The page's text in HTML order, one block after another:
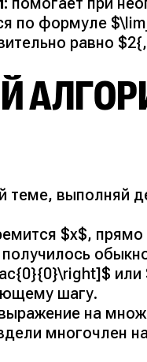
по формуле
равно
выполняй
$x$,
шагу.
на
многочлен